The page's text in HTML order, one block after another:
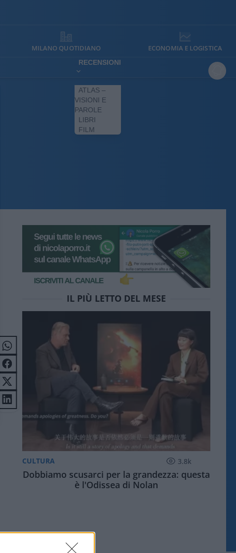
MILANO QUOTIDIANO ECONOMIA E LOGISTICA
RECENSIONI
ATLAS –
VISIONI E
PAROLE
LIBRI
FILM
IL PIÙ LETTO DEL MESE
CULTURA 3.8k
Dobbiamo scusarci per la grandezza: questa
è l'Odissea di Nolan